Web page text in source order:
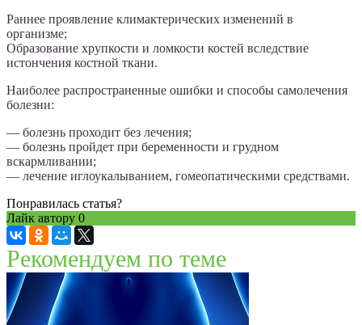
Раннее проявление климактерических изменений в
организме;
Образование хрупкости и ломкости костей вследствие
истончения костной ткани.
Наиболее распространенные ошибки и способы самолечения
болезни:
— болезнь проходит без лечения;
— болезнь пройдет при беременности и грудном
вскармливании;
— лечение иглоукалыванием, гомеопатическими средствами.
Понравилась статья?
Лайк автору 0
Рекомендуем по теме